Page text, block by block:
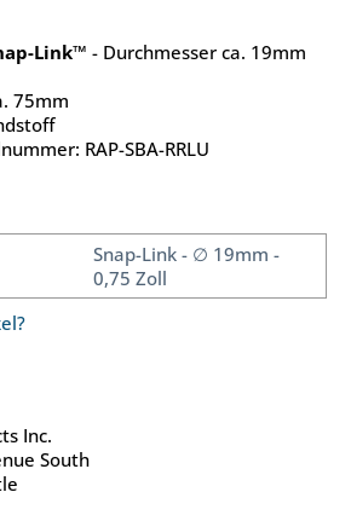
Link™ - Durchmesser ca. 19mm
75mm
RAP-SBA-RRLU
Snap-Link - ∅ 19mm -
0,75 Zoll
Inc.
South